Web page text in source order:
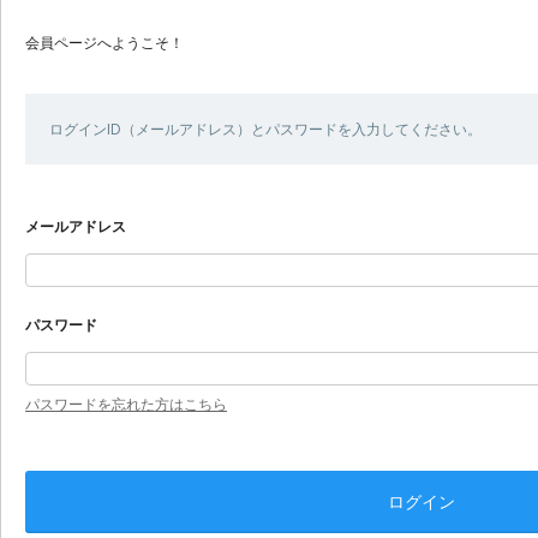
会員ページへようこそ！
ログインID（メールアドレス）とパスワードを入力してください。
メールアドレス
パスワード
パスワードを忘れた方はこちら